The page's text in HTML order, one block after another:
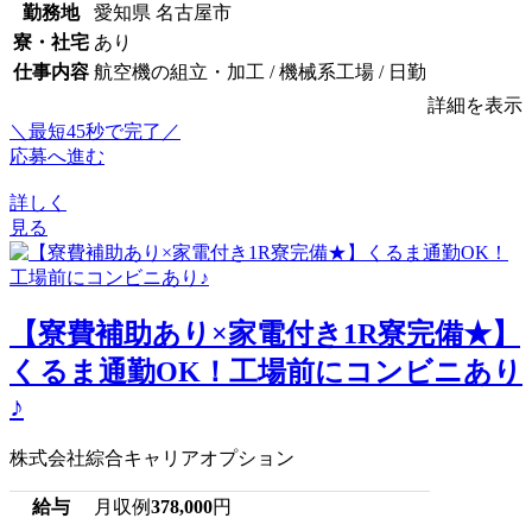
勤務地
愛知県 名古屋市
寮・社宅 あり
仕事内容 航空機の組立・加工 / 機械系工場 / 日勤
詳細を表示
＼最短45秒で完了／
応募へ進む
詳しく
見る
【寮費補助あり×家電付き1R寮完備★】
くるま通勤OK！工場前にコンビニあり
♪
株式会社綜合キャリアオプション
給与 月収例378,000円